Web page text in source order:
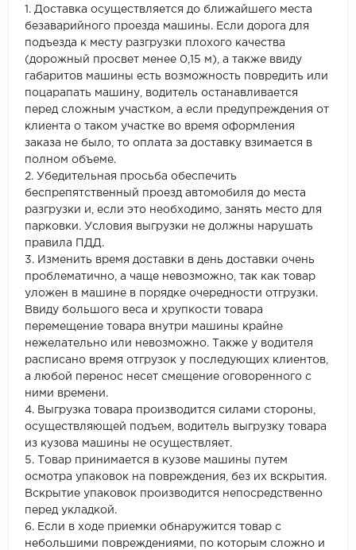
1. Доставка осуществляется до ближайшего места
безаварийного проезда машины. Если дорога для
подъезда к месту разгрузки плохого качества
(дорожный просвет менее 0,15 м), а также ввиду
габаритов машины есть возможность повредить или
поцарапать машину, водитель останавливается
перед сложным участком, а если предупреждения от
клиента о таком участке во время оформления
заказа не было, то оплата за доставку взимается в
полном объеме.
2. Убедительная просьба обеспечить
беспрепятственный проезд автомобиля до места
разгрузки и, если это необходимо, занять место для
парковки. Условия выгрузки не должны нарушать
правила ПДД.
3. Изменить время доставки в день доставки очень
проблематично, а чаще невозможно, так как товар
уложен в машине в порядке очередности отгрузки.
Ввиду большого веса и хрупкости товара
перемещение товара внутри машины крайне
нежелательно или невозможно. Также у водителя
расписано время отгрузок у последующих клиентов,
а любой перенос несет смещение оговоренного с
ними времени.
4. Выгрузка товара производится силами стороны,
осуществляющей подъем, водитель выгрузку товара
из кузова машины не осуществляет.
5. Товар принимается в кузове машины путем
осмотра упаковок на повреждения, без их вскрытия.
Вскрытие упаковок производится непосредственно
перед укладкой.
6. Если в ходе приемки обнаружится товар с
небольшими повреждениями, по которым сложно и